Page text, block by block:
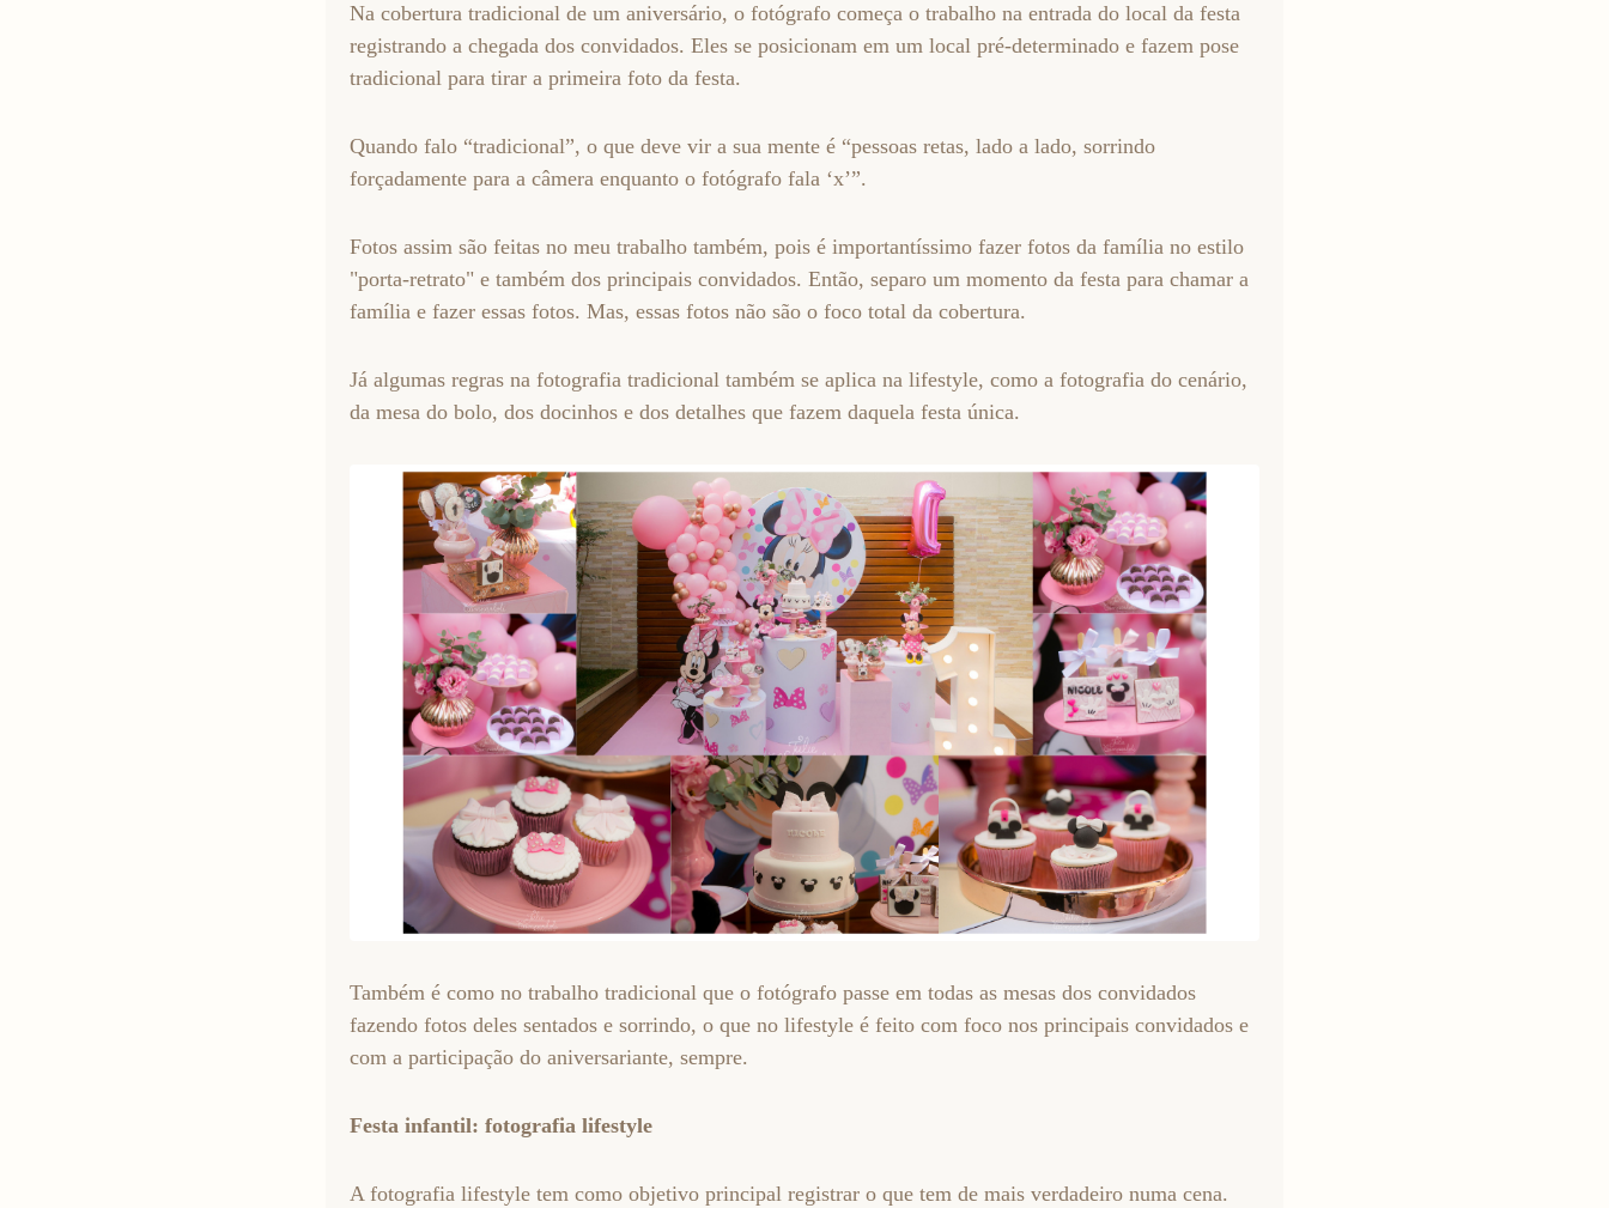
Na cobertura tradicional de um aniversário, o fotógrafo começa o trabalho na entrada do local da festa
registrando a chegada dos convidados. Eles se posicionam em um local pré-determinado e fazem pose
tradicional para tirar a primeira foto da festa.
Quando falo “tradicional”, o que deve vir a sua mente é “pessoas retas, lado a lado, sorrindo
forçadamente para a câmera enquanto o fotógrafo fala ‘x’”.
Fotos assim são feitas no meu trabalho também, pois é importantíssimo fazer fotos da família no estilo
"porta-retrato" e também dos principais convidados. Então, separo um momento da festa para chamar a
família e fazer essas fotos. Mas, essas fotos não são o foco total da cobertura.
Já algumas regras na fotografia tradicional também se aplica na lifestyle, como a fotografia do cenário,
da mesa do bolo, dos docinhos e dos detalhes que fazem daquela festa única.
Também é como no trabalho tradicional que o fotógrafo passe em todas as mesas dos convidados
fazendo fotos deles sentados e sorrindo, o que no lifestyle é feito com foco nos principais convidados e
com a participação do aniversariante, sempre.
Festa infantil: fotografia lifestyle
A fotografia lifestyle tem como objetivo principal registrar o que tem de mais verdadeiro numa cena.